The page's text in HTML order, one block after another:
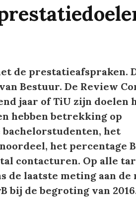
de prestatieafspraken.
Bestuur. De Review
jaar of TiU zijn doelen
hebben betrekking op
het
het percentage
contacturen. Op alle
laatste meting aan de
bij de begroting van